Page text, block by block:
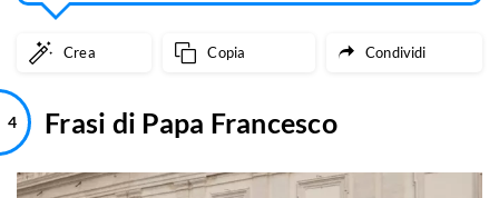
Crea Copia Condividi
Frasi di Papa Francesco